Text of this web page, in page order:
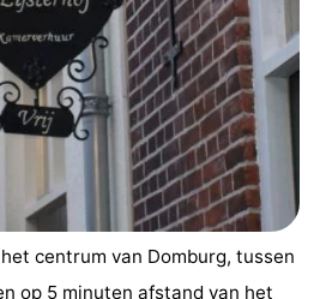
centrum van Domburg, tussen
op 5 minuten afstand van het